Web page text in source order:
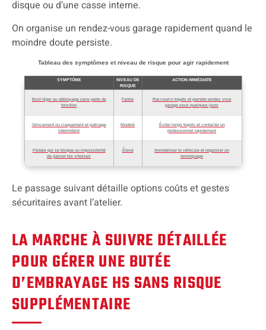
disque ou d’une casse interne.
On organise un rendez-vous garage rapidement quand le
moindre doute persiste.
Tableau des symptômes et niveau de risque pour agir rapidement
SYMPTÔME
NIVEAU DE
RISQUE
ACTION IMMÉDIATE
Bruit léger au débrayage sans perte de
fonction
Faible
Raccourcir trajets et prendre rendez vous
garage sous quelques jours
Grincement ou claquement et patinage
intermittent
Modéré
Éviter longs trajets et contacter un
professionnel rapidement
Pédale qui se bloque ou impossibilité
de passer les vitesses
Élevé
Immobiliser le véhicule et organiser un
remorquage
Le passage suivant détaille options coûts et gestes
sécuritaires avant l’atelier.
LA MARCHE À SUIVRE DÉTAILLÉE
POUR GÉRER UNE BUTÉE
D’EMBRAYAGE HS SANS RISQUE
SUPPLÉMENTAIRE